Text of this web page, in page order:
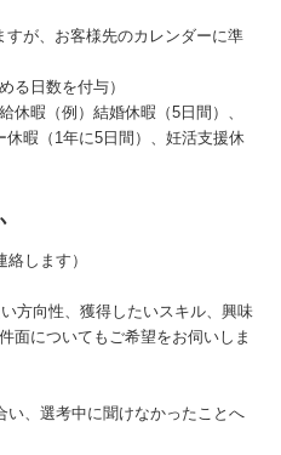
が、お客様先のカレンダーに準
る日数を付与）
休暇（例）結婚休暇（5日間）、
暇（1年に5日間）、妊活支援休
します）
方向性、獲得したいスキル、興味
面についてもご希望をお伺いしま
、選考中に聞けなかったことへ